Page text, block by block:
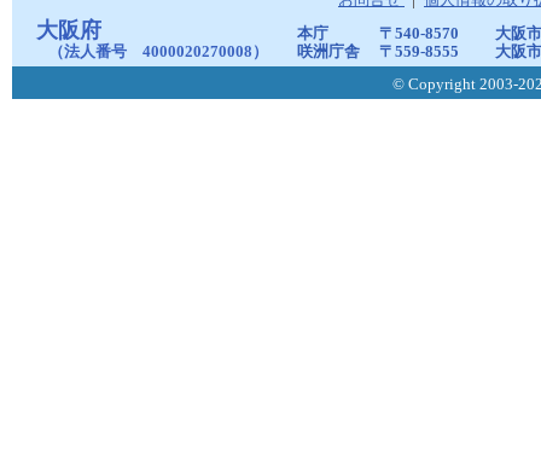
大阪府
（法人番号 4000020270008）
本庁 〒540-8570
大阪
咲洲庁舎
〒559-8555
大阪
© Copyright 2003-